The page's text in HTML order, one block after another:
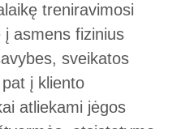
treniravimosi
asmens fizinius
sveikatos
į kliento
atliekami jėgos